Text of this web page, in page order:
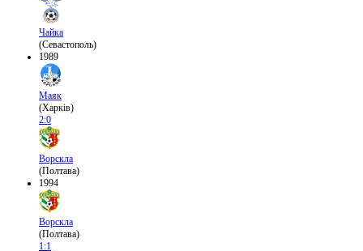
Чайка
(Севастополь)
1989
Маяк
(Харків)
2:0
Ворскла
(Полтава)
1994
Ворскла
(Полтава)
1:1